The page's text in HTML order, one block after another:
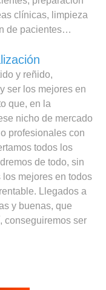
clínicas, limpieza
de pacientes…
y reñido,
ser los mejores en
que, en la
nicho de mercado
profesionales con
todos los
de todo, sin
mejores en todos
Llegados a
y buenas, que
conseguiremos ser